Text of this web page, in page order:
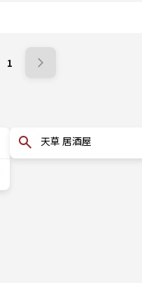
1
天草 居酒屋